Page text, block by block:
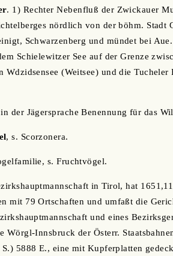
. 1) Rechter Nebenfluß der Zwickauer
nördlich von der böhm. Stadt
Schwarzenberg und mündet bei
Schielewitzer See auf der Grenze
Wdzidsensee (Weitsee) und die
der Jägersprache Benennung für das
, s. Scorzonera.
s. Fruchtvögel.
in Tirol, hat
mit 79 Ortschaften und umfaßt die
und eines
Wörgl-Innsbruck der Österr.
5888 E., eine mit Kupferplatten